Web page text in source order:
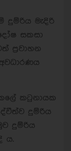
දුම්රිය මැදිරි
සකසා
ප්‍රවාහන
කටුනායක
දුම්රිය
දුම්රිය
ය.